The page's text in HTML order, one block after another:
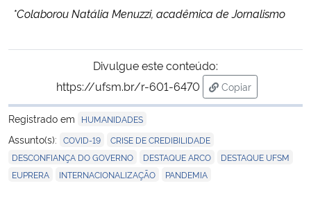
*Colaborou Natália Menuzzi, acadêmica de Jornalismo
Divulgue este conteúdo:
https://ufsm.br/r-601-6470
Copiar
para área de
Registrado em
HUMANIDADES
Assunto(s): COVID-19 CRISE DE CREDIBILIDADE
DESCONFIANÇA DO GOVERNO DESTAQUE ARCO DESTAQUE UFSM
EUPRERA INTERNACIONALIZAÇÃO PANDEMIA